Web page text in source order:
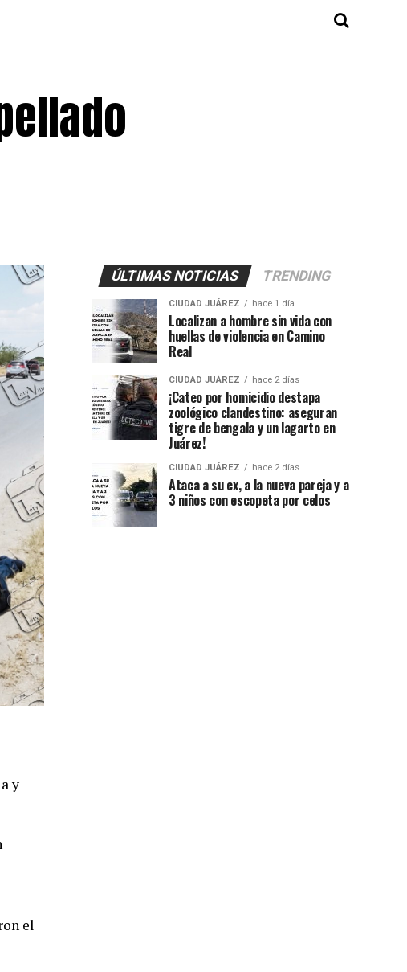
y
el
ÚLTIMAS NOTICIAS TRENDING
CIUDAD JUÁREZ hace 1 día
Localizan a hombre sin vida con
huellas de violencia en Camino
Real
CIUDAD JUÁREZ hace 2 días
¡Cateo por homicidio destapa
zoológico clandestino: aseguran
tigre de bengala y un lagarto en
Juárez!
CIUDAD JUÁREZ hace 2 días
Ataca a su ex, a la nueva pareja y a
3 niños con escopeta por celos